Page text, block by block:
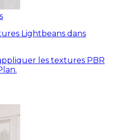
Lightbeans dans
les textures PBR